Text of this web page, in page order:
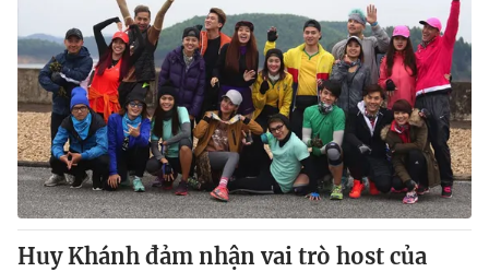
Huy Khánh đảm nhận vai trò host của